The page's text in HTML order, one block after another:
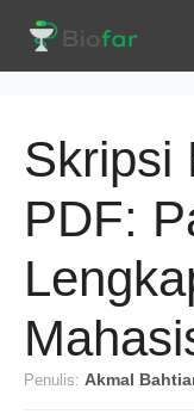
isi
Skripsi
PDF:
Penulis: Akmal